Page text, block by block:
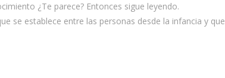
¿Te parece? Entonces sigue leyendo.
se establece entre las personas desde la infancia y que